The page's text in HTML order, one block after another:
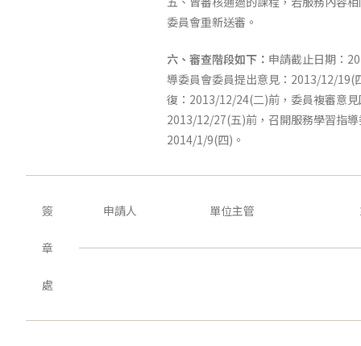
委員會重新送審。
六、審查階段如下： 申請截止日期：
導委員會委員提出意見：2013/12/19(
復：2013/12/24(二)前，委員複審意
2013/12/27(五)前，召開服務學習指
2014/1/9(四)。
簽
章
處
申請人 單位主管